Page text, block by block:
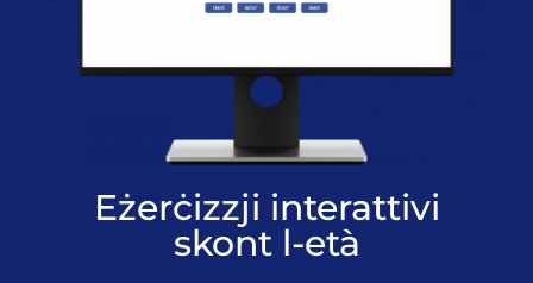
Eżerċizzji interattivi
skont l-età